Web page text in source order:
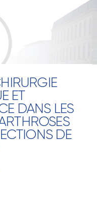
ET
DANS LES
DE